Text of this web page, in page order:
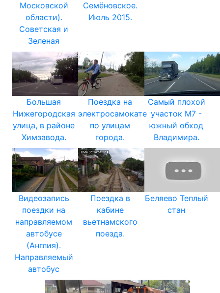
Московской
области).
Советская и
Зеленая
Семёновское.
Июль 2015.
Большая
Нижегородская
улица, в районе
Химзавода.
Поездка на
электросамокате
по улицам
города.
Самый плохой
участок М7 -
южный обход
Владимира.
Видеозапись
поездки на
направляемом
автобусе
(Англия).
Направляемый
автобус
Поездка в
кабине
вьетнамского
поезда.
Беляево Теплый
стан